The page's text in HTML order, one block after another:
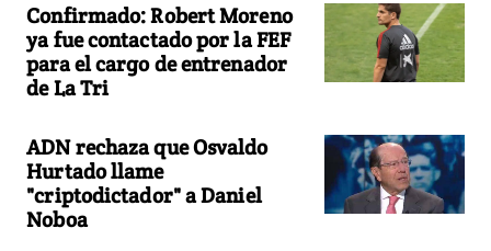
Confirmado: Robert Moreno
ya fue contactado por la FEF
para el cargo de entrenador
de La Tri
ADN rechaza que Osvaldo
Hurtado llame
"criptodictador" a Daniel
Noboa